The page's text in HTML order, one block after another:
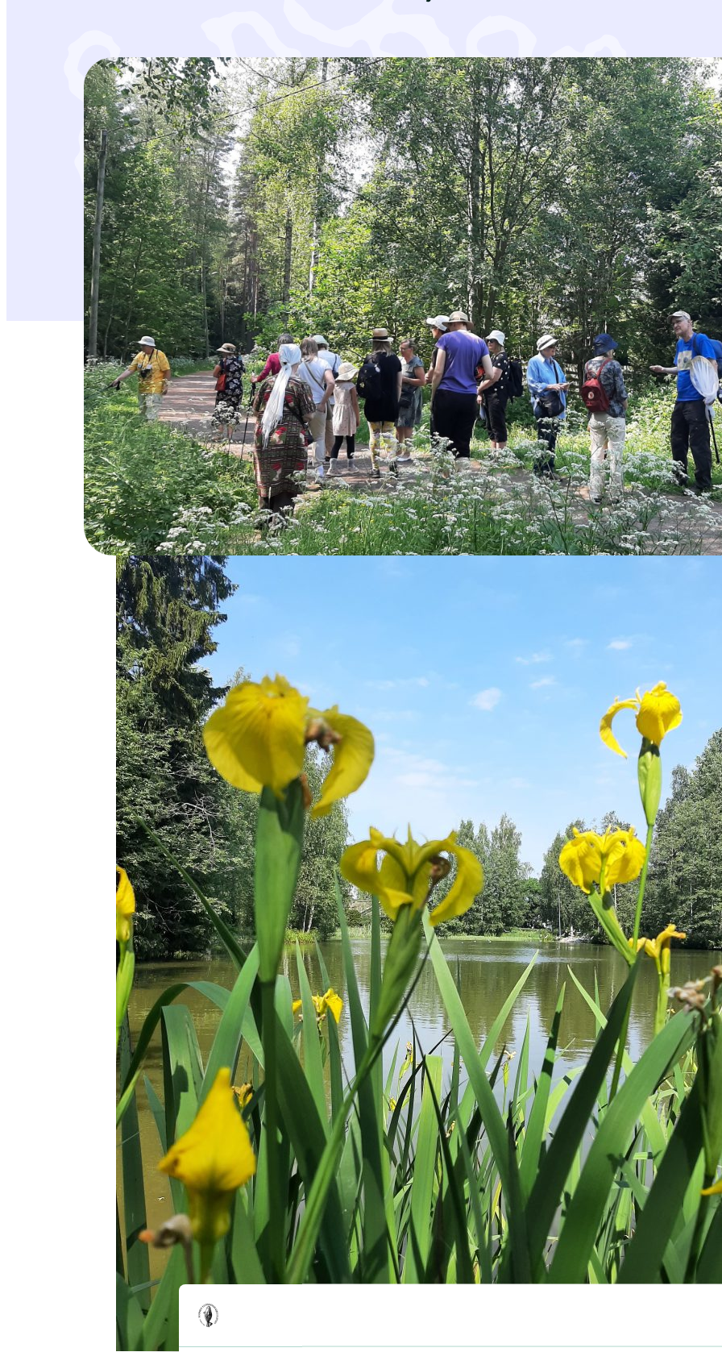
Yhteispohjoismaisen Luonnonkukkien päivän tavoitteena on kasvituntemuksen ja -harrastuksen
tarjoaminen suomalaisille. Uudenmaan yhdistykset järjestivät Luonnonkukkien päivänä
yhdistyksille retki taisi olla ensimmäinen lähitapahtuma tänä vuonna.
Päivän juuret ovat Tanskassa, jossa Luonnonkukkien päivää on vietetty vuodesta 1988 lähtien.
vuonna 2002, Suomessa 2003 ja Islannissa 2004. Pohjoismaissa retkiä järjestetään
yli 10 000.